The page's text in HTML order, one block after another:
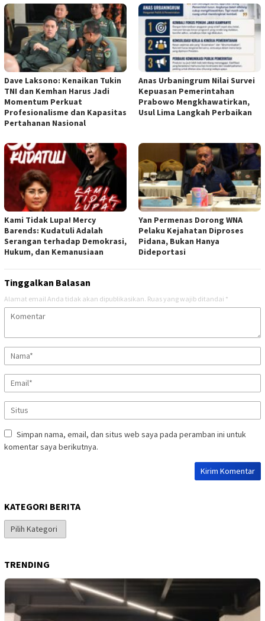
Dave Laksono: Kenaikan Tukin
TNI dan Kemhan Harus Jadi
Momentum Perkuat
Profesionalisme dan Kapasitas
Pertahanan Nasional
Anas Urbaningrum Nilai Survei
Kepuasan Pemerintahan
Prabowo Mengkhawatirkan,
Usul Lima Langkah Perbaikan
Kami Tidak Lupa! Mercy
Barends: Kudatuli Adalah
Serangan terhadap Demokrasi,
Hukum, dan Kemanusiaan
Yan Permenas Dorong WNA
Pelaku Kejahatan Diproses
Pidana, Bukan Hanya
Dideportasi
Tinggalkan Balasan
Alamat email Anda tidak akan dipublikasikan. Ruas yang wajib ditandai *
Simpan nama, email, dan situs web saya pada peramban ini untuk
komentar saya berikutnya.
KATEGORI BERITA
Kategori
Berita
TRENDING